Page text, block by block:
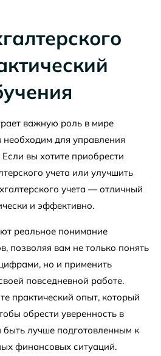
важную роль в мире
необходим для управления
вы хотите приобрести
учета или улучшить
учета — отличный
и эффективно.
реальное понимание
позволяя вам не только понять
но и применить
повседневной работе.
практический опыт, который
обрести уверенность в
быть лучше подготовленным к
финансовых ситуаций.